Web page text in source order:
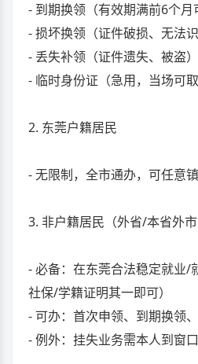
- 到期换领（有效期满前6个月
- 损坏换领（证件破损、无法识
- 丢失补领（证件遗失、被盗）
- 临时身份证（急用，当场可取
2. 东莞户籍居民
- 无限制，全市通办，可任意
3. 非户籍居民（外省/本省外市
- 必备：在东莞合法稳定就业/
社保/学籍证明其一即可）
- 可办：首次申领、到期换领
- 例外：挂失业务需本人到窗